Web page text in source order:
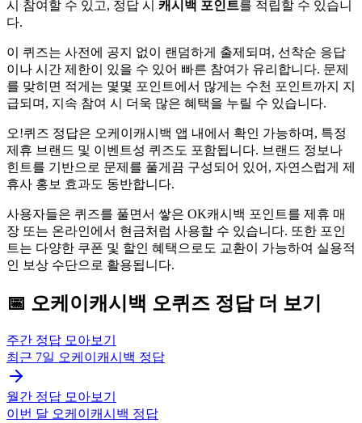
시 참여할 수 있고, 정답 시 캐시백 포인트를 적립할 수 있습니
다.
이 퀴즈는 사전에 공지 없이 랜덤하게 출제되며, 선착순 응답
이나 시간 제한이 있을 수 있어 빠른 참여가 유리합니다. 문제
를 맞히면 적게는 몇몇 포인트에서 많게는 수천 포인트까지 지
급되며, 지속 참여 시 더욱 많은 혜택을 누릴 수 있습니다.
오!퀴즈 정답은 오케이캐시백 앱 내에서 확인 가능하며, 특정
제휴 브랜드 및 이벤트성 퀴즈도 포함됩니다. 브랜드 정보나
힌트를 기반으로 문제를 풀게끔 구성되어 있어, 자연스럽게 제
휴사 홍보 효과도 동반합니다.
사용자들은 퀴즈를 풀면서 쌓은 OK캐시백 포인트를 제휴 매
장 또는 온라인에서 현금처럼 사용할 수 있습니다. 또한 포인
트는 다양한 쿠폰 및 할인 혜택으로도 교환이 가능하여 실용적
인 보상 수단으로 활용됩니다.
📅 오케이캐시백 오퀴즈 정답 더 보기
주간 정답 모아보기
최근 7일 오케이캐시백 정답
월간 정답 모아보기
이번 달 오케이캐시백 정답